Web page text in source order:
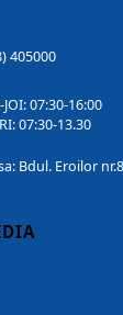
405000
07:30-16:00
07:30-13.30
Bdul. Eroilor